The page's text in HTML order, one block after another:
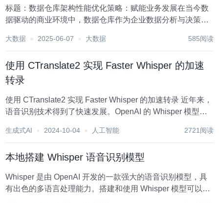
标题：数据仓库架构性能优化策略：赋能业务发展在当今数
据驱动的商业环境中，数据仓库作为企业数据分析与决策的
企业业务的不断扩展和复杂化，数据仓库面临着前所未有的
大数据 2025-06-07 大数据 585阅读
使用 CTranslate2 实现 Faster Whisper 的加速
转录
使用 CTranslate2 实现 Faster Whisper 的加速转录 近年来，
语音识别技术得到了快速发展。OpenAI 的 Whisper 模型作
而，其较长的推理时间和高内存消耗也成为了限制其应...
生成式AI 2024-10-04 人工智能 2721阅读
本地搭建 Whisper 语音识别模型
Whisper 是由 OpenAI 开发的一款强大的语音识别模型，具
有出色的多语言处理能力。搭建和使用 Whisper 模型可以帮